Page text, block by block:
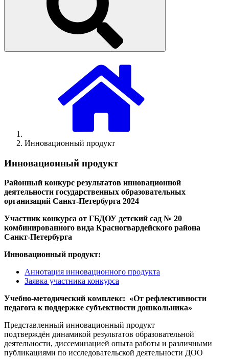
Инновационный продукт
Инновационный продукт
Районный конкурс результатов инновационной
деятельности государственных образовательных
организаций Санкт-Петербурга 2024
Участник конкурса от ГБДОУ детский сад № 20
комбинированного вида Красногвардейского района
Санкт-Петербурга
Инновационный продукт:
Аннотация инновационного продукта
Заявка участника конкурса
Учебно-методический комплекс: «От рефлективности
педагога к поддержке субъектности дошкольника»
Представленный инновационный продукт
подтверждён динамикой результатов образовательной
деятельности, диссеминацией опыта работы и различными
публикациями по исследовательской деятельности ДОО